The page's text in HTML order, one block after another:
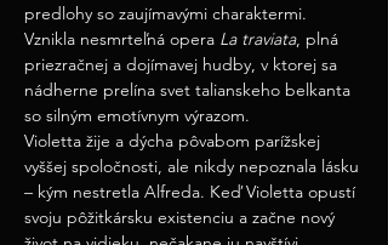
predlohy so zaujímavými charaktermi.
Vznikla nesmrteľná opera La traviata, plná
priezračnej a dojímavej hudby, v ktorej sa
nádherne prelína svet talianskeho belkanta
so silným emotívnym výrazom.
Violetta žije a dýcha pôvabom parížskej
vyššej spoločnosti, ale nikdy nepoznala lásku
– kým nestretla Alfreda. Keď Violetta opustí
svoju pôžitkársku existenciu a začne nový